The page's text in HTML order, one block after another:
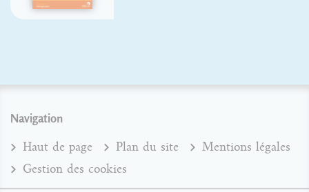
Navigation
Haut de page Plan du site
Mentions légales
Gestion des cookies